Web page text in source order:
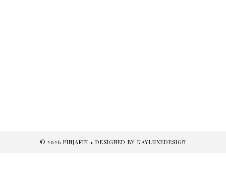
© 2026 PINJAFIN • DESIGNED BY KAYLUXEDESIGN